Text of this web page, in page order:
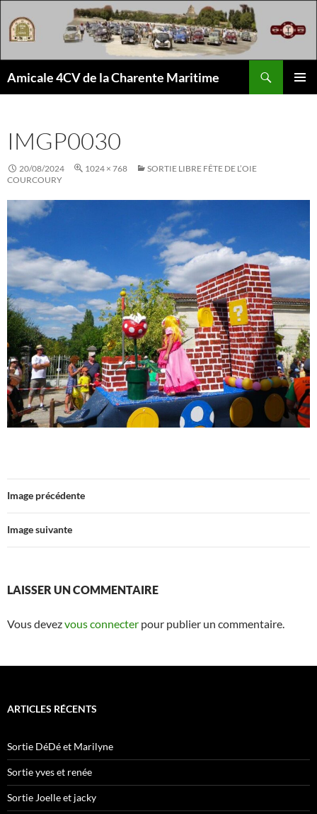
au
contenu
Amicale 4CV de la Charente Maritime
IMGP0030
20/08/2024 1024 × 768
SORTIE LIBRE FÊTE DE L’OIE
COURCOURY
Image précédente
Image suivante
LAISSER UN COMMENTAIRE
Vous devezvous connecter pour publier un commentaire.
ARTICLES RÉCENTS
Sortie DéDé et Marilyne
Sortie yves et renée
Sortie Joelle et jacky